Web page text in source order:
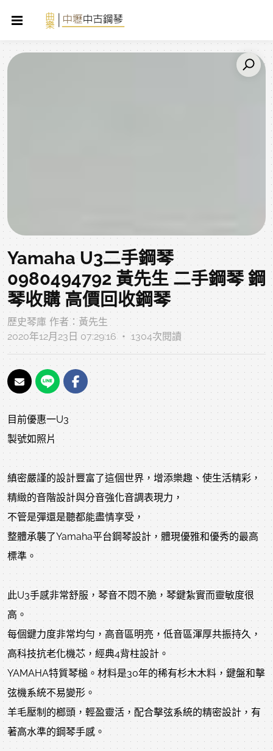
Yamaha U3二手鋼琴
0980494792 黃先生 二手鋼琴 鋼
琴收購 高價回收鋼琴
歷史琴庫 作者：黃先生
2020年12月23日 07:29:16 ‧ 1304次閱讀
目前優惠一U3
製號如照片
縝密嚴謹的設計豐富了這個世界，增添樂趣、使生活精彩，
精緻的音階設計與分音強化音調表現力，
不管是彈還是聽都能盡情享受，
整體承襲了Yamaha平台鋼琴設計，體現優雅和優秀的最高
標準。
此U3手感非常舒服，琴音不悶不脆，琴鍵紮實而靈敏度很
高。
每個鍵力度非常均勻，高音區明亮，低音區渾厚共振持久，
高科技抗老化機芯，經典4背柱設計。
YAMAHA特質琴槌。材料是30年的稀有杉木木料，鍵盤和擊
弦機系統不易變形。
羊毛壓制的榔頭，輕盈靈活，配合擊弦系統的精密設計，有
著高水準的鋼琴手感。